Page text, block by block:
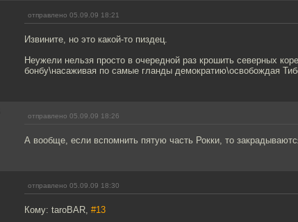
отправлено 05.09.09 18:21
Извините, но это какой-то пиздец.
Неужели нельзя просто в очередной раз крошить северных
бонбу\насаживая по самые гланды демократию\освобождая
отправлено 05.09.09 18:26
А вообще, если вспомнить пятую часть Рокки, то
отправлено 05.09.09 18:30
Кому: taroBAR, #13